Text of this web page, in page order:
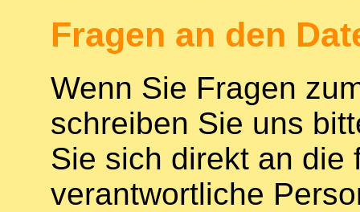
Fragen an den
Wenn Sie Fragen
schreiben Sie uns
Sie sich direkt an die
verantwortliche